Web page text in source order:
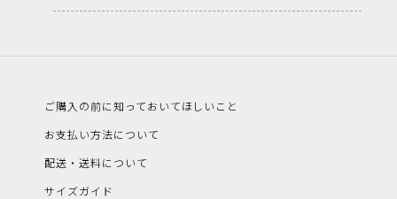
ご購入の前に知っておいてほしいこと
お支払い方法について
配送・送料について
サイズガイド